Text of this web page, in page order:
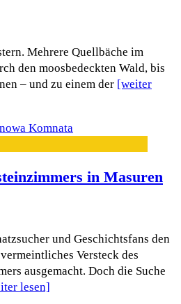
Mehrere Quellbäche im
den moosbedeckten Wald, bis
– und zu einem der [weiter
in Masuren
und Geschichtsfans den
Versteck des
ausgemacht. Doch die Suche
lesen]